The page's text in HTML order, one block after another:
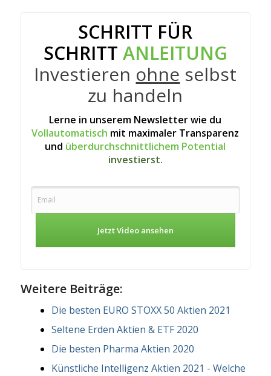
SCHRITT FÜR
SCHRITT ANLEITUNG
Investieren ohne selbst
zu handeln
Lerne in unserem Newsletter wie du
Vollautomatisch mit maximaler Transparenz
und überdurchschnittlichem Potential
investierst.
Jetzt Video ansehen
Weitere Beiträge:
Die besten EURO STOXX 50 Aktien 2021
Seltene Erden Aktien & ETF 2020
Die besten Pharma Aktien 2020
Künstliche Intelligenz Aktien 2021 - Welche